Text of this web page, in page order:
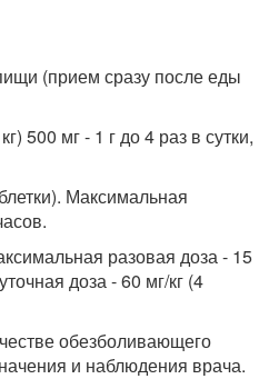
(прием сразу после еды
500 мг - 1 г до 4 раз в сутки,
Максимальная
разовая доза - 15
доза - 60 мг/кг (4
обезболивающего
и наблюдения врача.